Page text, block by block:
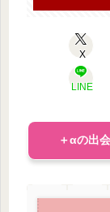
X
LINE
＋αの出